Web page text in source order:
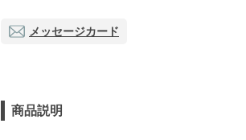
メッセージカード
商品説明